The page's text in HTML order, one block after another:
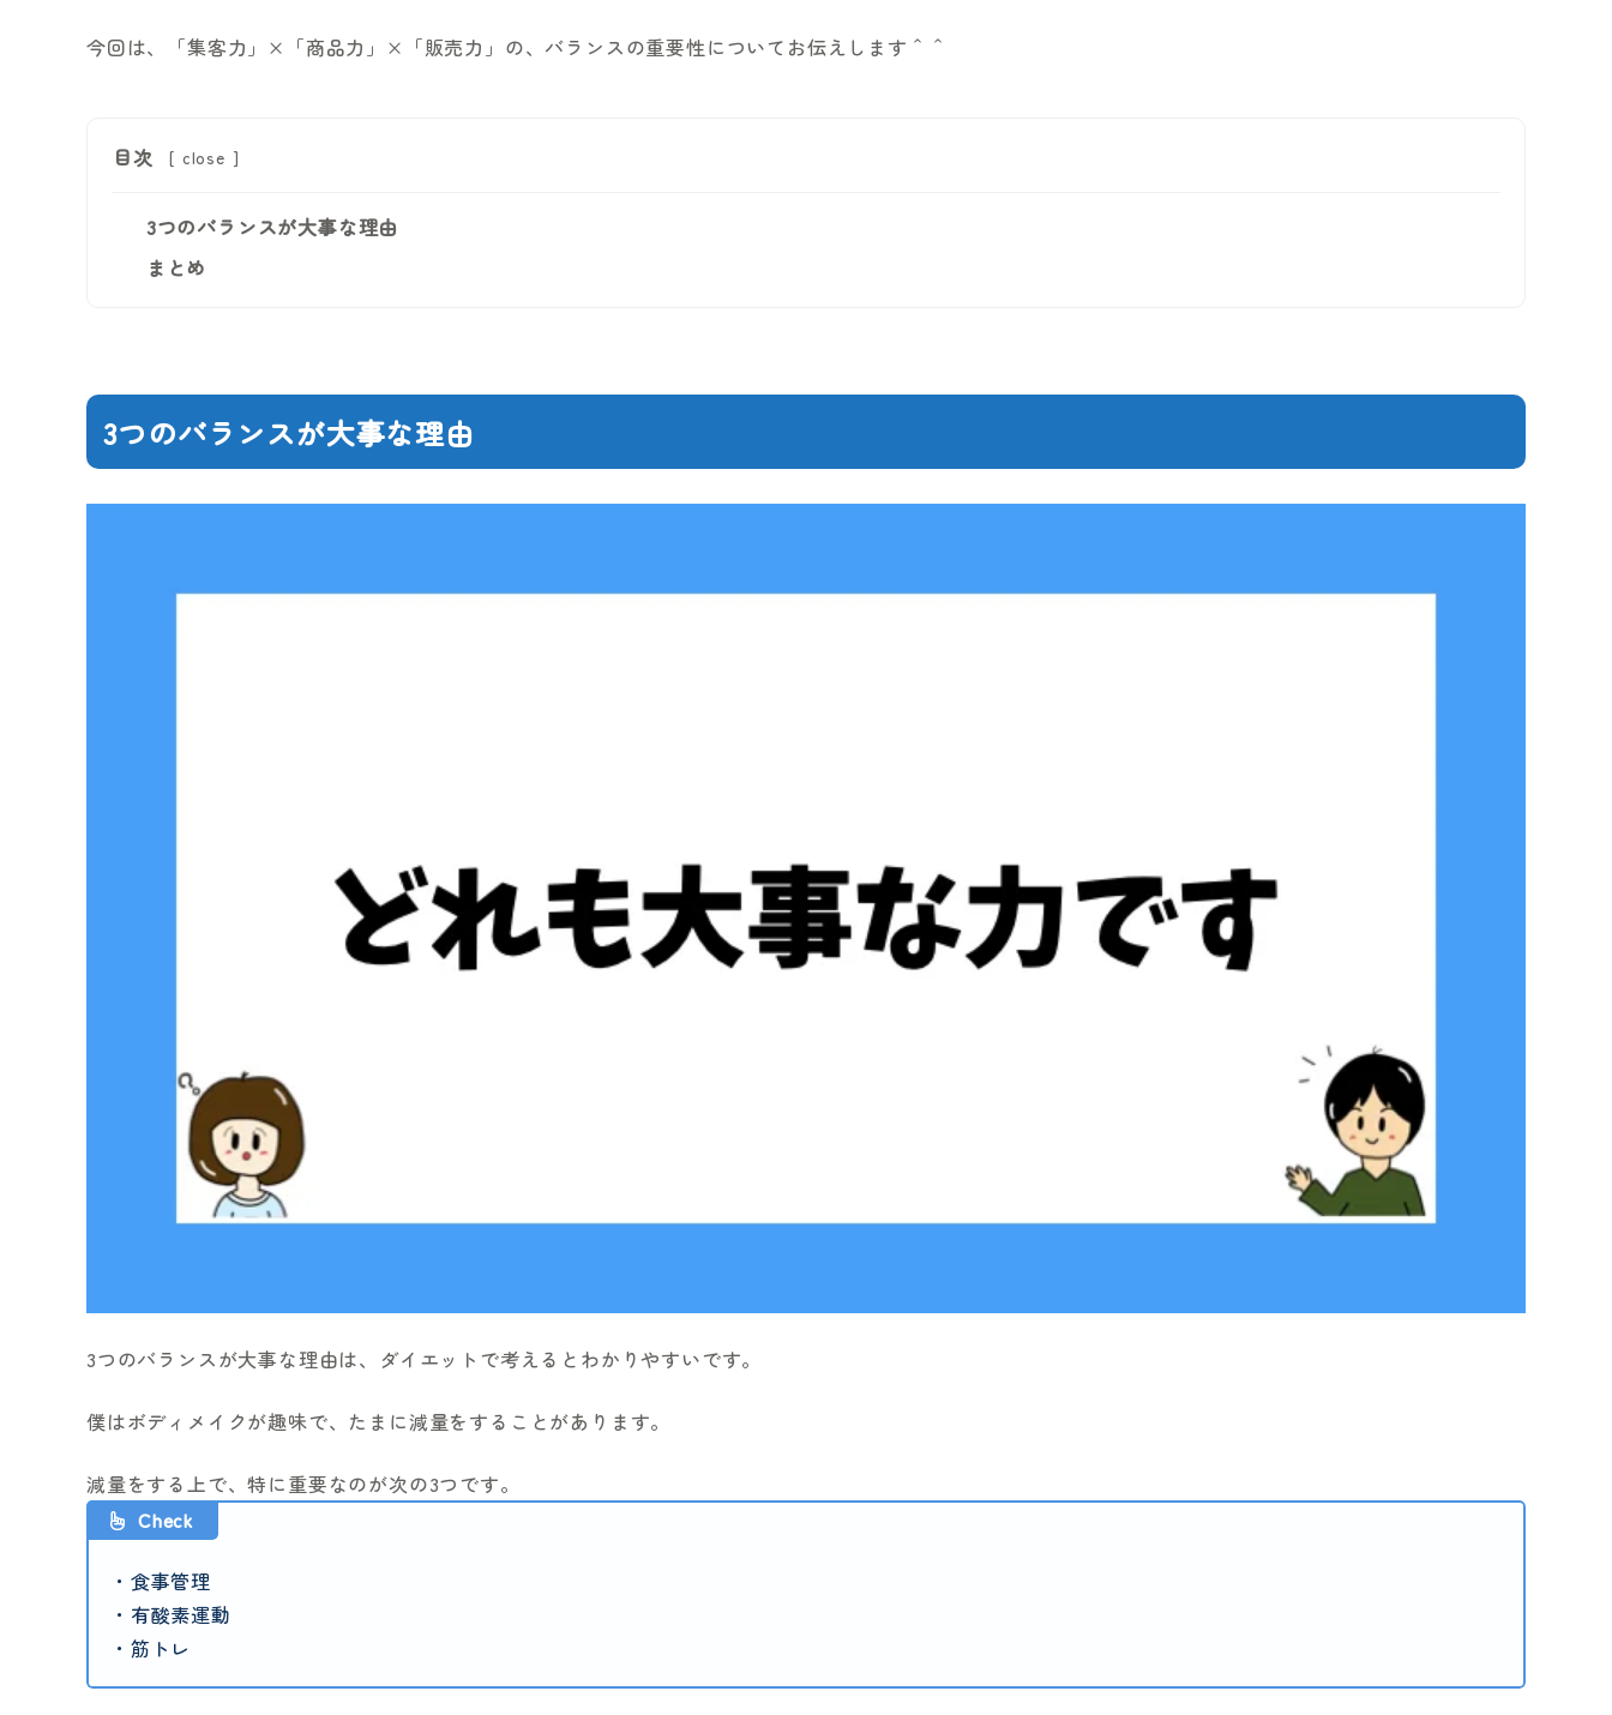
今回は、「集客力」×「商品力」×「販売力」の、バランスの重要性についてお伝えします＾＾
目次 [ close ]
3つのバランスが大事な理由
まとめ
3つのバランスが大事な理由
3つのバランスが大事な理由は、ダイエットで考えるとわかりやすいです。
僕はボディメイクが趣味で、たまに減量をすることがあります。
減量をする上で、特に重要なのが次の3つです。
Check
・食事管理
・有酸素運動
・筋トレ